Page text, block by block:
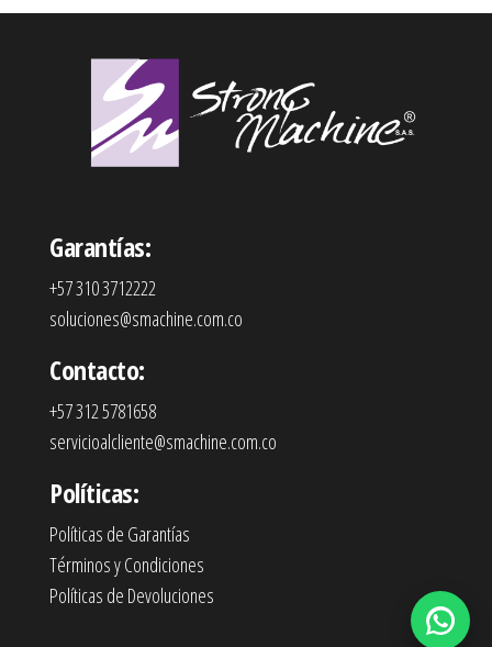
Garantías:
+57 310 3712222
soluciones@smachine.com.co
Contacto:
+57 312 5781658
servicioalcliente@smachine.com.co
Políticas:
Políticas de Garantías
Términos y Condiciones
Políticas de Devoluciones